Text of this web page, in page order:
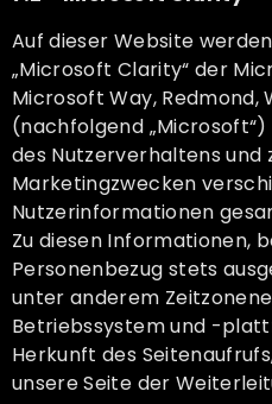
Auf dieser Website
„Microsoft Clarity“ der
Microsoft Way, Redmond,
(nachfolgend
des Nutzerverhaltens und
Marketingzwecken
Nutzerinformationen
Zu diesen Informationen,
Personenbezug stets
unter anderem
Betriebssystem und -
Herkunft des
unsere Seite der